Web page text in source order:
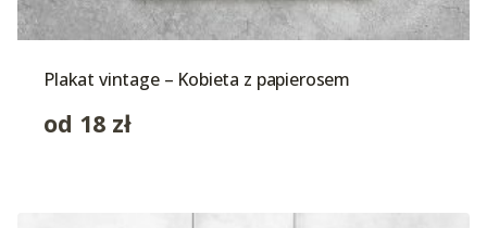
Plakat vintage – Kobieta z papierosem
od 18 zł